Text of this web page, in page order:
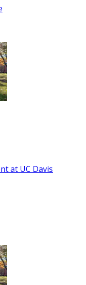
at UC Davis